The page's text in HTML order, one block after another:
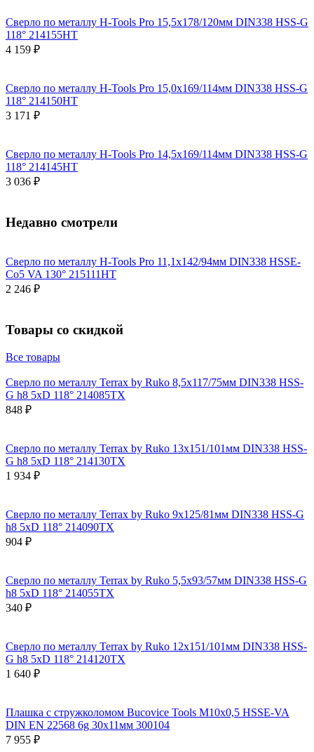
Сверло по металлу H-Tools Pro 15,5x178/120мм DIN338 HSS-G
118° 214155HT
4 159 ₽
Сверло по металлу H-Tools Pro 15,0x169/114мм DIN338 HSS-G
118° 214150HT
3 171 ₽
Сверло по металлу H-Tools Pro 14,5x169/114мм DIN338 HSS-G
118° 214145HT
3 036 ₽
Недавно смотрели
Сверло по металлу H-Tools Pro 11,1x142/94мм DIN338 HSSE-
Co5 VA 130° 215111HT
2 246 ₽
Товары со скидкой
Все товары
Сверло по металлу Terrax by Ruko 8,5x117/75мм DIN338 HSS-
G h8 5xD 118° 214085TX
848 ₽
Сверло по металлу Terrax by Ruko 13x151/101мм DIN338 HSS-
G h8 5xD 118° 214130TX
1 934 ₽
Сверло по металлу Terrax by Ruko 9x125/81мм DIN338 HSS-G
h8 5xD 118° 214090TX
904 ₽
Сверло по металлу Terrax by Ruko 5,5x93/57мм DIN338 HSS-G
h8 5xD 118° 214055TX
340 ₽
Сверло по металлу Terrax by Ruko 12x151/101мм DIN338 HSS-
G h8 5xD 118° 214120TX
1 640 ₽
Плашка с стружколомом Bucovice Tools М10х0,5 HSSE-VA
DIN EN 22568 6g 30х11мм 300104
7 955 ₽